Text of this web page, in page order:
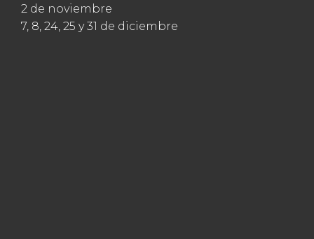
2 de noviembre
7, 8, 24, 25 y 31 de diciembre